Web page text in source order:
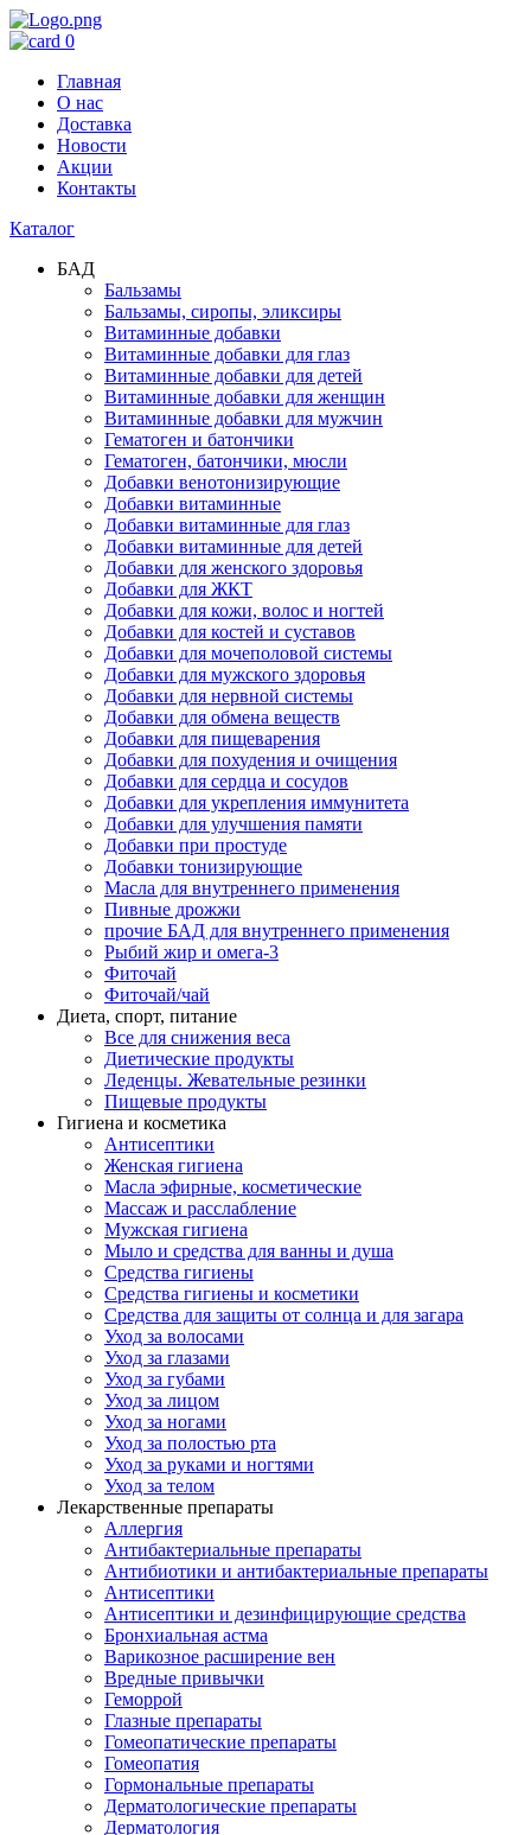
0
Главная
О нас
Доставка
Новости
Акции
Контакты
Каталог
БАД
Бальзамы
Бальзамы, сиропы, эликсиры
Витаминные добавки
Витаминные добавки для глаз
Витаминные добавки для детей
Витаминные добавки для женщин
Витаминные добавки для мужчин
Гематоген и батончики
Гематоген, батончики, мюсли
Добавки венотонизирующие
Добавки витаминные
Добавки витаминные для глаз
Добавки витаминные для детей
Добавки для женского здоровья
Добавки для ЖКТ
Добавки для кожи, волос и ногтей
Добавки для костей и суставов
Добавки для мочеполовой системы
Добавки для мужского здоровья
Добавки для нервной системы
Добавки для обмена веществ
Добавки для пищеварения
Добавки для похудения и очищения
Добавки для сердца и сосудов
Добавки для укрепления иммунитета
Добавки для улучшения памяти
Добавки при простуде
Добавки тонизирующие
Масла для внутреннего применения
Пивные дрожжи
прочие БАД для внутреннего применения
Рыбий жир и омега-3
Фиточай
Фиточай/чай
Диета, спорт, питание
Все для снижения веса
Диетические продукты
Леденцы. Жевательные резинки
Пищевые продукты
Гигиена и косметика
Антисептики
Женская гигиена
Масла эфирные, косметические
Массаж и расслабление
Мужская гигиена
Мыло и средства для ванны и душа
Средства гигиены
Средства гигиены и косметики
Средства для защиты от солнца и для загара
Уход за волосами
Уход за глазами
Уход за губами
Уход за лицом
Уход за ногами
Уход за полостью рта
Уход за руками и ногтями
Уход за телом
Лекарственные препараты
Аллергия
Антибактериальные препараты
Антибиотики и антибактериальные препараты
Антисептики
Антисептики и дезинфицирующие средства
Бронхиальная астма
Варикозное расширение вен
Вредные привычки
Геморрой
Глазные препараты
Гомеопатические препараты
Гомеопатия
Гормональные препараты
Дерматологические препараты
Дерматология